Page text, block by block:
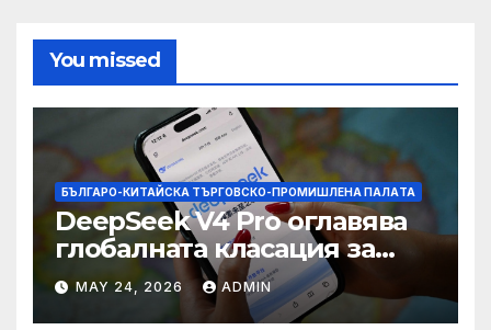
You missed
БЪЛГАРО-КИТАЙСКА ТЪРГОВСКО-ПРОМИШЛЕНА ПАЛAТА
DeepSeek V4 Pro оглавява
глобалната класация за
печалба след 75%
намаление на цената
MAY 24, 2026 ADMIN